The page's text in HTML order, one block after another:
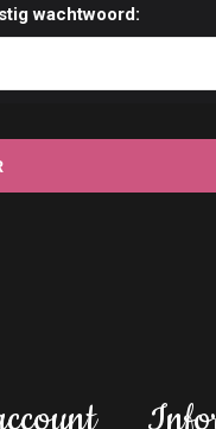
wachtwoord: